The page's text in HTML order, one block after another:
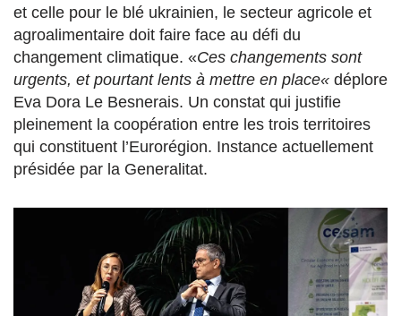
et celle pour le blé ukrainien, le secteur agricole et
agroalimentaire doit faire face au défi du
changement climatique. «Ces changements sont
urgents, et pourtant lents à mettre en place« déplore
Eva Dora Le Besnerais. Un constat qui justifie
pleinement la coopération entre les trois territoires
qui constituent l’Eurorégion. Instance actuellement
présidée par la Generalitat.